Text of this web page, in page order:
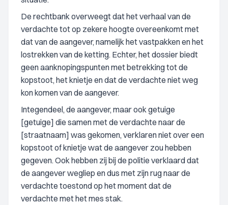
De rechtbank overweegt dat het verhaal van de
verdachte tot op zekere hoogte overeenkomt met
dat van de aangever, namelijk het vastpakken en het
lostrekken van de ketting. Echter, het dossier biedt
geen aanknopingspunten met betrekking tot de
kopstoot, het knietje en dat de verdachte niet weg
kon komen van de aangever.
Integendeel, de aangever, maar ook getuige
[getuige] die samen met de verdachte naar de
[straatnaam] was gekomen, verklaren niet over een
kopstoot of knietje wat de aangever zou hebben
gegeven. Ook hebben zij bij de politie verklaard dat
de aangever wegliep en dus met zijn rug naar de
verdachte toestond op het moment dat de
verdachte met het mes stak.